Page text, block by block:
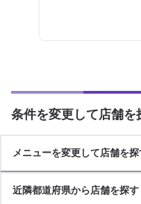
条件を変更して店舗を
メニューを変更して店舗を探
近隣都道府県から店舗を探す